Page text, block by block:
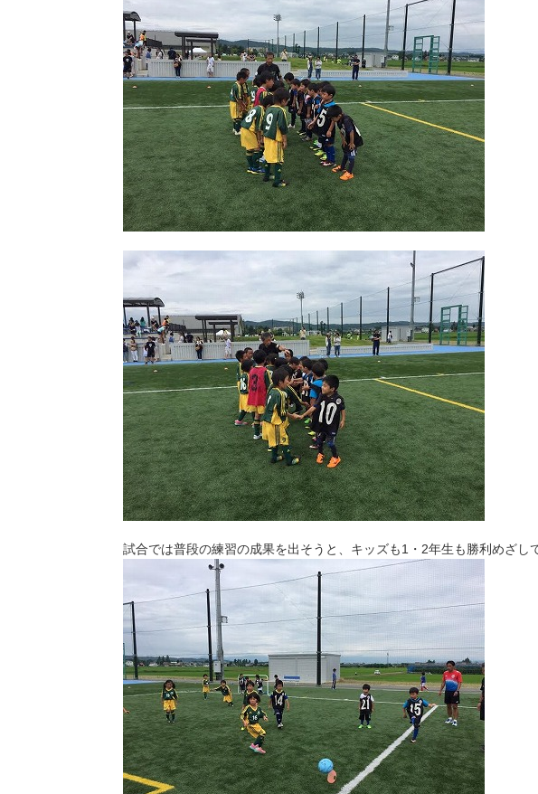
試合では普段の練習の成果を出そうと、キッズも1・2年生も勝利めざし